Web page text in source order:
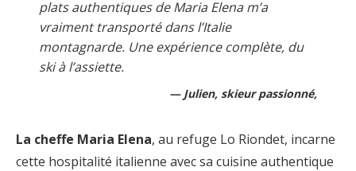
plats authentiques de Maria Elena m’a
vraiment transporté dans l’Italie
montagnarde. Une expérience complète, du
ski à l’assiette.
Julien, skieur passionné,
La cheffe Maria Elena, au refuge Lo Riondet, incarne
cette hospitalité italienne avec sa cuisine authentique